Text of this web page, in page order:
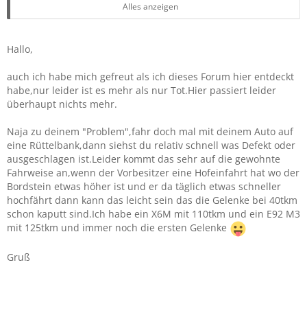
Habe einen X6 3.5 i 4 jahre lang und bis vor kurzem
Nun zu einer Frage die vielleicht nicht nur die M-Fahrer
beschäftigt. Der Wagen hat 40.000Km und ich höre vorne
vermute mal es ist ein Querlenker. Aber: Schon nach
40.000?
Den 3.5i habe ich 90.000 km gefahren ohne Probleme. Vom
X5 den ich vorher gefahren bin (von 2003 bis 2009) kenne
ich dieses Problem mit den Querlenkern.
Back to the roots bei BMW?
Bis dann und schönes Wochenende.
Dieter
Alles anzeigen
Hallo,
auch ich habe mich gefreut als ich dieses Forum hier entdeckt
habe,nur leider ist es mehr als nur Tot.Hier passiert leider
überhaupt nichts mehr.
Naja zu deinem "Problem",fahr doch mal mit deinem Auto auf
eine Rüttelbank,dann siehst du relativ schnell was Defekt oder
ausgeschlagen ist.Leider kommt das sehr auf die gewohnte
Fahrweise an,wenn der Vorbesitzer eine Hofeinfahrt hat wo der
Bordstein etwas höher ist und er da täglich etwas schneller
hochfährt dann kann das leicht sein das die Gelenke bei 40tkm
schon kaputt sind.Ich habe ein X6M mit 110tkm und ein E92 M3
mit 125tkm und immer noch die ersten Gelenke
Gruß